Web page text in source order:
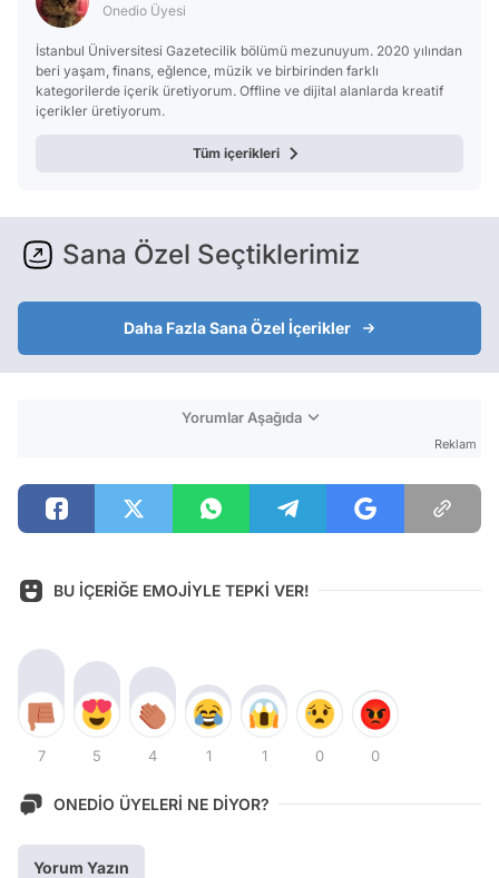
Onedio Üyesi
İstanbul Üniversitesi Gazetecilik bölümü mezunuyum. 2020 yılından
beri yaşam, finans, eğlence, müzik ve birbirinden farklı
kategorilerde içerik üretiyorum. Offline ve dijital alanlarda kreatif
içerikler üretiyorum.
Tüm içerikleri
Sana Özel Seçtiklerimiz
Daha Fazla Sana Özel İçerikler
Yorumlar Aşağıda
Reklam
BU İÇERİĞE EMOJİYLE TEPKİ VER!
7 5 4 1 1 0 0
ONEDİO ÜYELERİ NE DİYOR?
Yorum Yazın